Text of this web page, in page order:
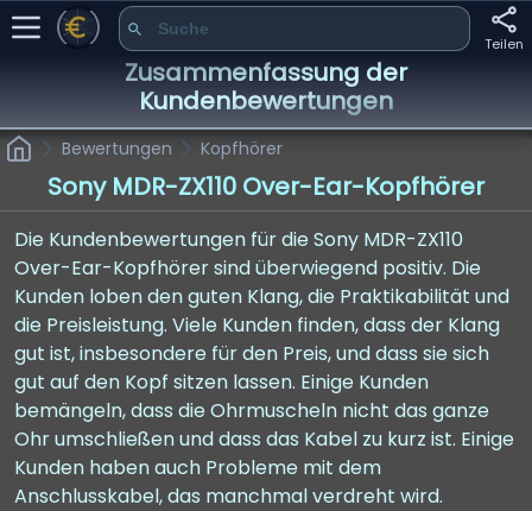
Teilen
Zusammenfassung der
Kundenbewertungen
Bewertungen Kopfhörer
Sony MDR-ZX110 Over-Ear-Kopfhörer
Die Kundenbewertungen für die Sony MDR-ZX110
Over-Ear-Kopfhörer sind überwiegend positiv. Die
Kunden loben den guten Klang, die Praktikabilität und
die Preisleistung. Viele Kunden finden, dass der Klang
gut ist, insbesondere für den Preis, und dass sie sich
gut auf den Kopf sitzen lassen. Einige Kunden
bemängeln, dass die Ohrmuscheln nicht das ganze
Ohr umschließen und dass das Kabel zu kurz ist. Einige
Kunden haben auch Probleme mit dem
Anschlusskabel, das manchmal verdreht wird.